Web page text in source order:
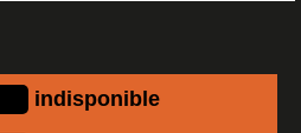
indisponible